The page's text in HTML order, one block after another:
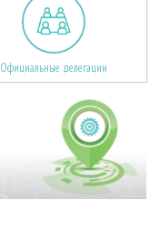
Официальные делегации